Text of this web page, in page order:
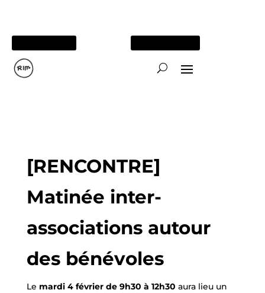
[RENCONTRE]
Matinée inter-
associations autour
des bénévoles
Le mardi 4 février de 9h30 à 12h30 aura lieu un